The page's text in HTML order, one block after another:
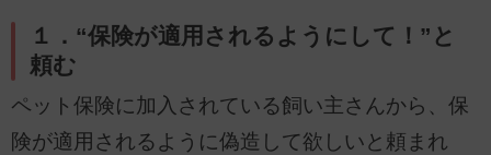
１．“保険が適用されるようにして！”と
頼む
ペット保険に加入されている飼い主さんから、保
険が適用されるように偽造して欲しいと頼まれ